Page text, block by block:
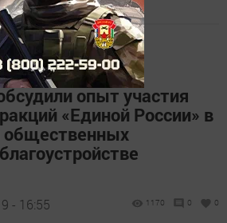
опыт участия
«Единой России» в
- 16:55 1170 0 0